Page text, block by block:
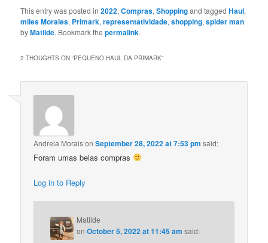
This entry was posted in2022,Compras,Shoppingand taggedHaul,
miles Morales, Primark,representatividade,shopping,spider man
byMatilde. Bookmark thepermalink.
2 THOUGHTS ON “PEQUENO HAUL DA PRIMARK”
Andreia MoraisonSeptember 28, 2022 at 7:53 pm said:
Foram umas belas compras
Log in to Reply
Matilde
onOctober 5, 2022 at 11:45 am said: